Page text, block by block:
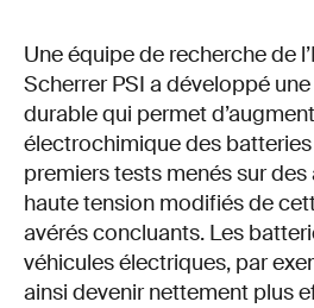
Une équipe de recherche de
Scherrer PSI a développé
durable qui permet
électrochimique des
premiers tests menés sur
haute tension modifiés de
avérés concluants. Les
véhicules électriques, par
ainsi devenir nettement plus